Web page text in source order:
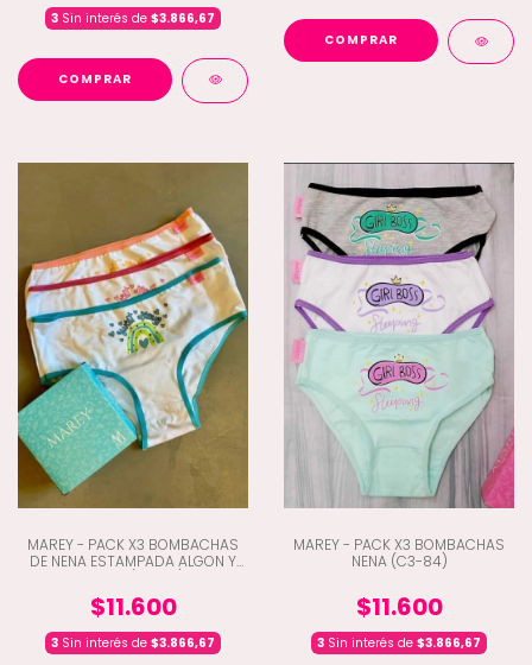
3 Sin interés de $3.866,67
COMPRAR
COMPRAR
MAREY - PACK X3 BOMBACHAS
DE NENA ESTAMPADA ALGON Y
$11.600
3 Sin interés de $3.866,67
MAREY - PACK X3 BOMBACHAS
NENA (C3-84)
$11.600
3 Sin interés de $3.866,67